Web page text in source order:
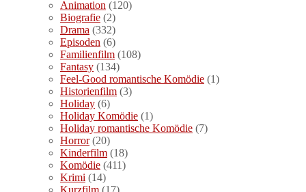
Animation (120)
Biografie (2)
Drama (332)
Episoden (6)
Familienfilm (108)
Fantasy (134)
Feel-Good romantische Komödie (1)
Historienfilm (3)
Holiday (6)
Holiday Komödie (1)
Holiday romantische Komödie (7)
Horror(20)
Kinderfilm (18)
Komödie (411)
Krimi (14)
Kurzfilm (17)